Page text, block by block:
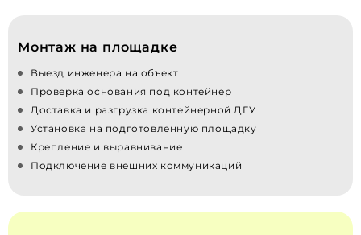
Монтаж на площадке
Выезд инженера на объект
Проверка основания под контейнер
Доставка и разгрузка контейнерной ДГУ
Установка на подготовленную площадку
Крепление и выравнивание
Подключение внешних коммуникаций